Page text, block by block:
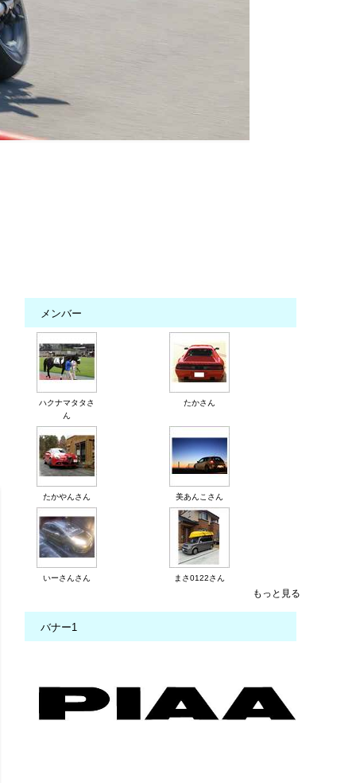
メンバー
ハクナマタタさ
ん
たかさん
たかやんさん 美あんこさん
いーさんさん まさ0122さん
もっと見る
バナー1